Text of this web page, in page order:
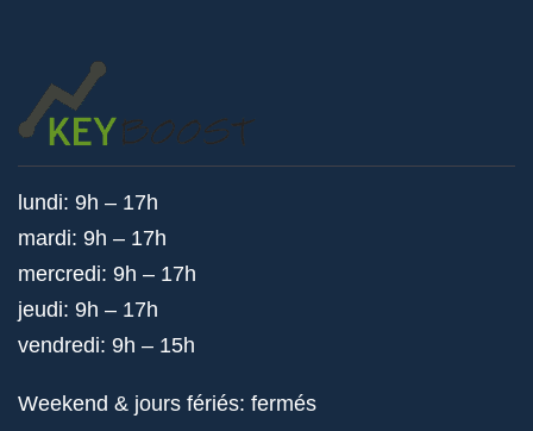
lundi: 9h – 17h
mardi: 9h – 17h
mercredi: 9h – 17h
jeudi: 9h – 17h
vendredi: 9h – 15h
Weekend & jours fériés: fermés